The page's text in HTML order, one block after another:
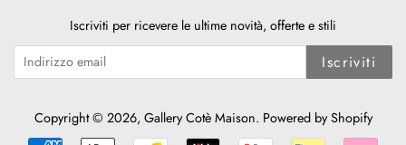
Iscriviti per ricevere le ultime novità, offerte e stili
Iscriviti
Copyright © 2026, Gallery Cotè Maison. Powered by Shopify